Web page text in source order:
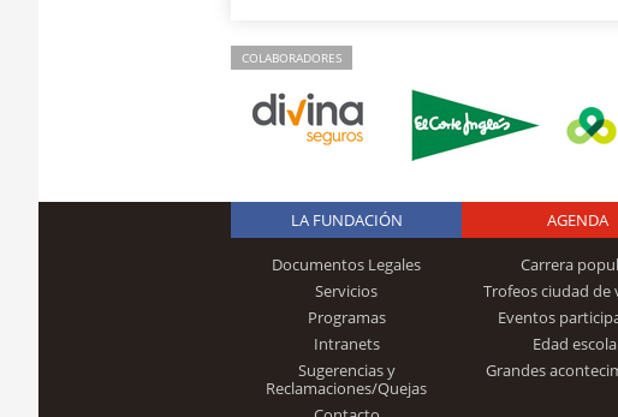
COLABORADORES
LA FUNDACIÓN
Documentos Legales
Servicios
Programas
Intranets
Sugerencias y
Reclamaciones/Quejas
AGENDA
Carrera
Trofeos ciudad de
Eventos
Edad
Grandes